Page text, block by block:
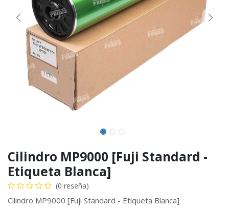
Cilindro MP9000 [Fuji Standard -
Etiqueta Blanca]
(0 reseña)
Cilindro MP9000 [Fuji Standard - Etiqueta Blanca]